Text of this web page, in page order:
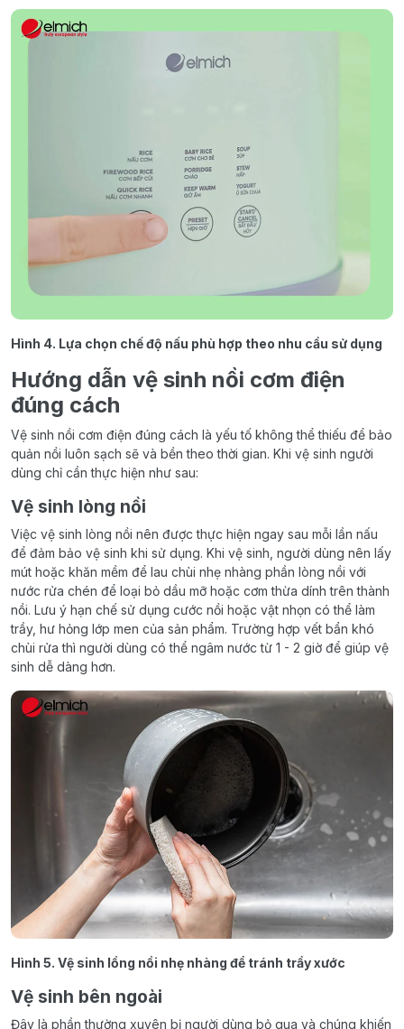
Hình 4. Lựa chọn chế độ nấu phù hợp theo nhu cầu sử dụng
Hướng dẫn vệ sinh nồi cơm điện
đúng cách
Vệ sinh nồi cơm điện đúng cách là yếu tố không thể thiếu để bảo
quản nồi luôn sạch sẽ và bền theo thời gian. Khi vệ sinh người
dùng chỉ cần thực hiện như sau:
Vệ sinh lòng nồi
Việc vệ sinh lòng nồi nên được thực hiện ngay sau mỗi lần nấu
để đảm bảo vệ sinh khi sử dụng. Khi vệ sinh, người dùng nên lấy
mút hoặc khăn mềm để lau chùi nhẹ nhàng phần lòng nồi với
nước rửa chén để loại bỏ dầu mỡ hoặc cơm thừa dính trên thành
nồi. Lưu ý hạn chế sử dụng cước nồi hoặc vật nhọn có thể làm
trầy, hư hỏng lớp men của sản phẩm. Trường hợp vết bẩn khó
chùi rửa thì người dùng có thể ngâm nước từ 1 - 2 giờ để giúp vệ
sinh dễ dàng hơn.
Hình 5. Vệ sinh lồng nồi nhẹ nhàng để tránh trầy xước
Vệ sinh bên ngoài
Đây là phần thường xuyên bị người dùng bỏ qua và chúng khiến